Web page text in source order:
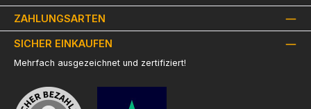
ZAHLUNGSARTEN
SICHER EINKAUFEN
Mehrfach ausgezeichnet und zertifiziert!